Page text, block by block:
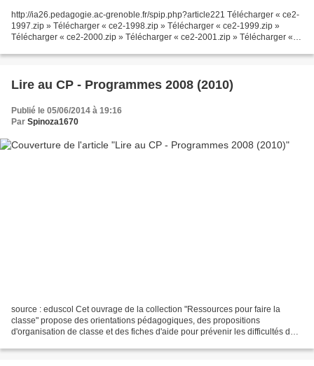
http://ia26.pedagogie.ac-grenoble.fr/spip.php?article221 Télécharger « ce2-
1997.zip » Télécharger « ce2-1998.zip » Télécharger « ce2-1999.zip »
Télécharger « ce2-2000.zip » Télécharger « ce2-2001.zip » Télécharger «
Lire au CP - Programmes 2008 (2010)
Publié le 05/06/2014 à 19:16
Par Spinoza1670
source : eduscol Cet ouvrage de la collection "Ressources pour faire la
classe" propose des orientations pédagogiques, des propositions
d'organisation de classe et des fiches d'aide pour prévenir les difficultés des